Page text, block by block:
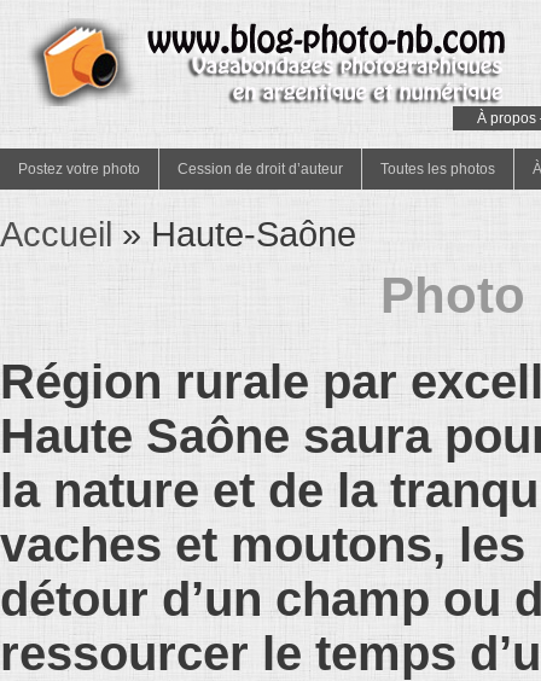
À propos
Postez votre photo Cession de droit d’auteur Toutes les photos
Accueil » Haute-Saône
Photo
Région rurale par
Haute Saône saura
la nature et de la
vaches et moutons,
détour d’un champ ou
ressourcer le temps